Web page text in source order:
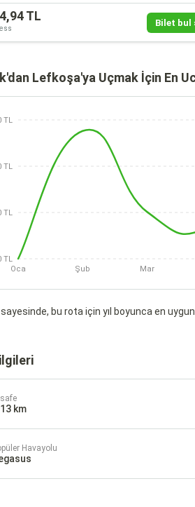
TL Bilet bul
Lefkoşa'ya Uçmak İçin En
TL
TL
TL
TL
Oca
Şub Mar
bu rota için yıl boyunca en
km
Havayolu